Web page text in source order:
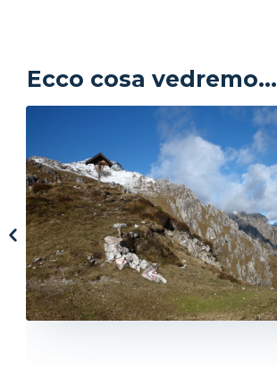
Ecco cosa vedremo...